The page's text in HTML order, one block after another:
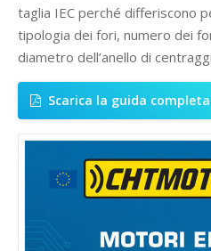
taglia IEC perché differiscono
tipologia dei fori, numero dei
diametro dell’anello di
Scarica la guida completa